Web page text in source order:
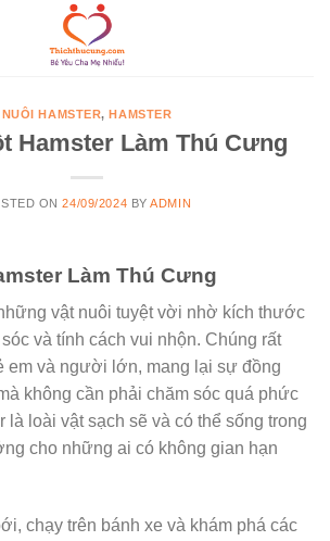
NUÔI HAMSTER,HAMSTER
Hamster Làm Thú Cưng
ON24/09/2024 BYADMIN
Làm Thú Cưng
vật nuôi tuyệt vời nhờ kích thước
và tính cách vui nhộn. Chúng rất
em và người lớn, mang lại sự đồng
không cần phải chăm sóc quá phức
là loài vật sạch sẽ và có thể sống trong
cho những ai có không gian hạn
chạy trên bánh xe và khám phá các